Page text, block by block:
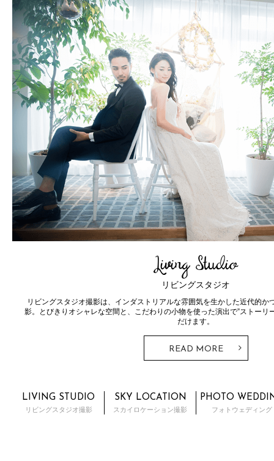
Living Studio
リビングスタジオ
リビングスタジオ撮影は、インダストリアルな雰囲気を生かした近代的か
影。
とびきりオシャレな空間と、こだわりの小物を使った演出で”ストーリ
だけます。
READ MORE
LIVING STUDIO
リビングスタジオ撮影
SKY LOCATION
スカイロケーション撮影
PHOTO
フォトウェディング